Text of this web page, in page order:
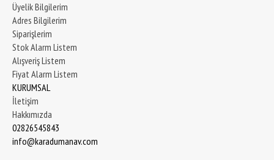
Üyelik Bilgilerim
Adres Bilgilerim
Siparişlerim
Stok Alarm Listem
Alışveriş Listem
Fiyat Alarm Listem
KURUMSAL
İletişim
Hakkımızda
02826545843
info@karadumanav.com